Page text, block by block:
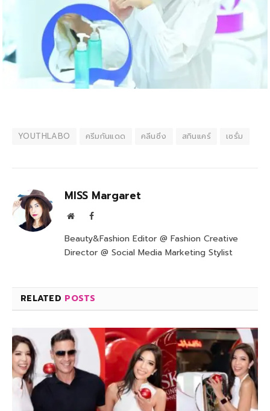
YOUTHLABO ครีมกันแดด คลีนซิ่ง สกินแคร์ เซรั่ม
MISS Margaret
WebsiteFacebook
Beauty&Fashion Editor @ Fashion Creative
Director @ Social Media Marketing Stylist
RELATED POSTS